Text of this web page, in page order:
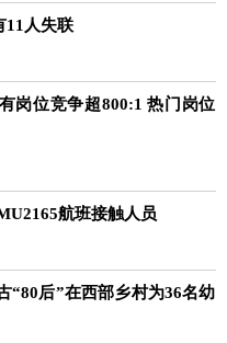
11人失联
岗位竞争超800:1 热门岗位
航班接触人员
“80后”在西部乡村为36名幼